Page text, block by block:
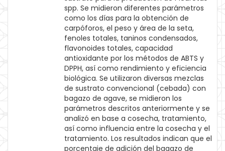
spp. Se midieron diferentes parámetros
como los días para la obtención de
carpóforos, el peso y área de la seta,
fenoles totales, taninos condensados,
flavonoides totales, capacidad
antioxidante por los métodos de ABTS y
DPPH, así como rendimiento y eficiencia
biológica. Se utilizaron diversas mezclas
de sustrato convencional (cebada) con
bagazo de agave, se midieron los
parámetros descritos anteriormente y se
analizó en base a cosecha, tratamiento,
así como influencia entre la cosecha y el
tratamiento. Los resultados indican que el
porcentaje de adición del bagazo de